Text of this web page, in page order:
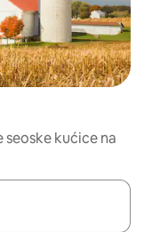
kućice na
ih pregledati